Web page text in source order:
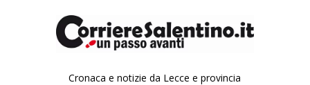
Cronaca e notizie da Lecce e provincia